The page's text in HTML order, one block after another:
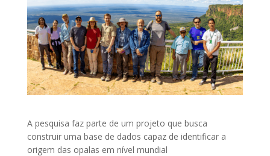
A pesquisa faz parte de um projeto que busca
construir uma base de dados capaz de identificar a
origem das opalas em nível mundial